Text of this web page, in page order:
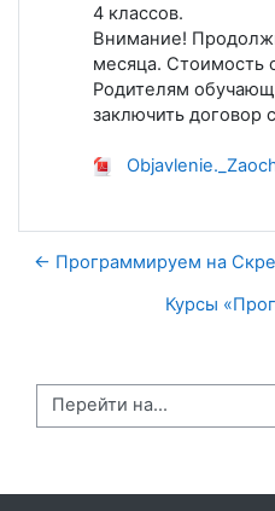
4 классов.
Внимание!
месяца. Стоимость
Родителям
заключить договор
← Программируем на
Курсы
Перейти на...